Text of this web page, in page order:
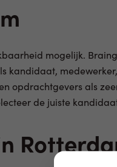
mogelijk.
kandidaat,
opdrachtgevers als
de juiste